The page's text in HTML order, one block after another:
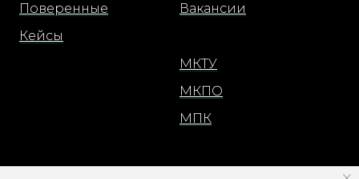
Поверенные
Кейсы
Вакансии
МКТУ
МКПО
МПК